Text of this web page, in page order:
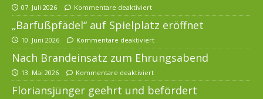
07. Juli 2026 Kommentare deaktiviert
„Barfußpfädel“ auf Spielplatz eröffnet
10. Juni 2026 Kommentare deaktiviert
Nach Brandeinsatz zum Ehrungsabend
13. Mai 2026 Kommentare deaktiviert
Floriansjünger geehrt und befördert